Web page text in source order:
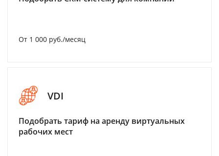
От 1 000 руб./месяц
VDI
Подобрать тариф на аренду виртуальных
рабочих мест